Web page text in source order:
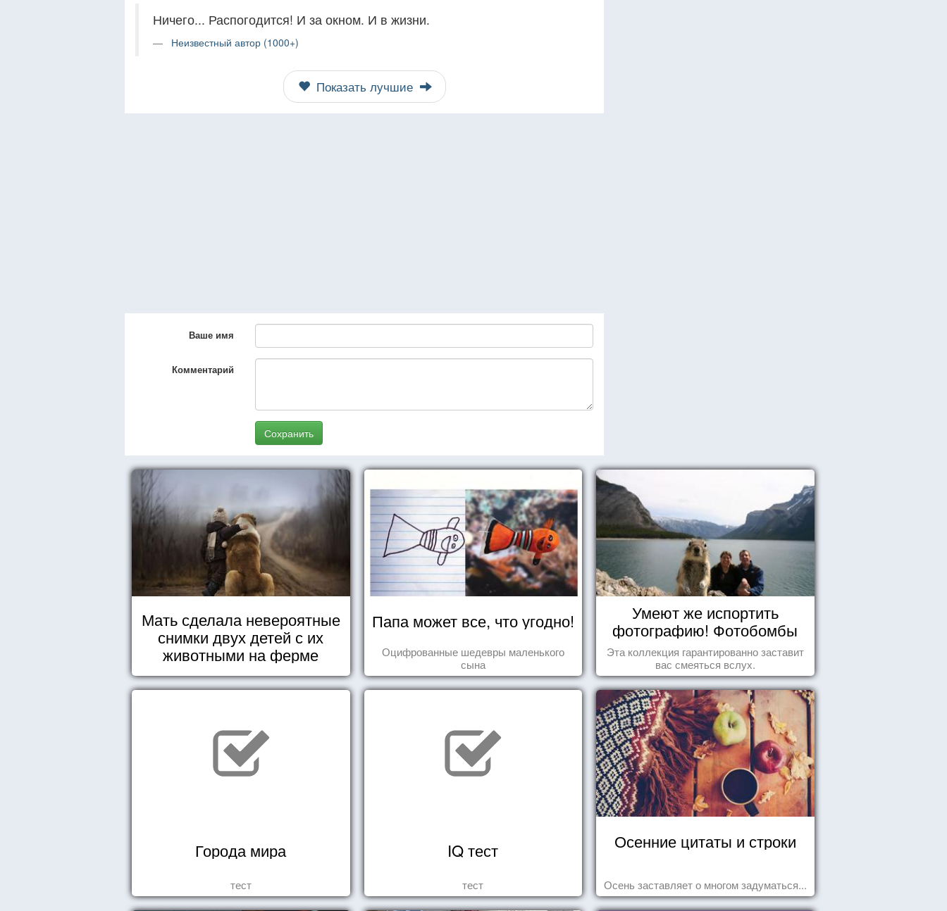
Ничего... Распогодится! И за окном. И в жизни.
Неизвестный автор (1000+)
Показать лучшие
Ваше имя
Комментарий
Сохранить
Мать сделала невероятные
снимки двух детей с их
животными на ферме
Папа может все, что угодно!
Оцифрованные шедевры маленького
сына
Умеют же испортить
фотографию! Фотобомбы
животных
Эта коллекция гарантированно заставит
вас смеяться вслух.
Города мира
тест
IQ тест
тест
Осенние цитаты и строки
Осень заставляет о многом задуматься...